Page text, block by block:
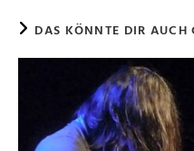
DAS KÖNNTE DIR AUCH